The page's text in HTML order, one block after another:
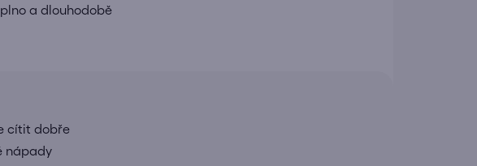
a dlouhodobě
cítit dobře
nápady